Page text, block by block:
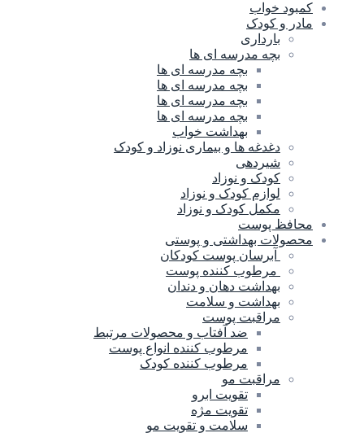
کمبود خواب
مادر و کودک
بارداری
بچه مدرسه ای ها
بچه مدرسه اى ها
بچه مدرسه ای ها
بچه مدرسه ای ها
بچه مدرسه ای ها
بهداشت خواب
دغدغه ها و بیماری نوزاد و کودک
شیردهی
کودک و نوزاد
لوازم کودک و نوزاد
مکمل کودک و نوزاد
محافظ پوست
محصولات بهداشتی و پوستی
آبرسان پوست کودکان
مرطوب کننده پوست
بهداشت دهان و دندان
بهداشت و سلامت
مراقبت پوست
ضد آفتاب و محصولات مرتبط
مرطوب کننده انواع پوست
مرطوب کننده کودک
مراقبت مو
تقویت ابرو
تقویت مژه
سلامت و تقویت مو